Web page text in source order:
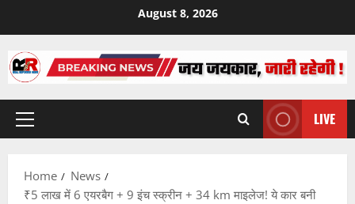
content
August 8, 2026
Primary
LIVE
Home
News
₹5 लाख में 6 एयरबैग + 9 इंच स्क्रीन + 34 km माइलेज! ये कार बनी